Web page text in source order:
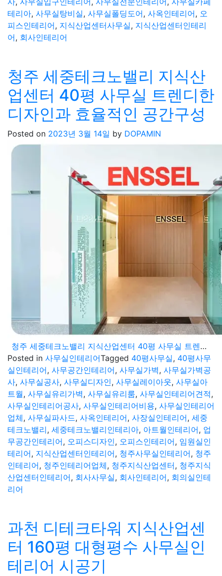
테리아, 사무실탕비실, 사무실폴딩도어, 사옥인테리어, 오
피스인테리어, 지식산업센터사무실, 지식산업센터인테리
어, 회사인테리어
청주 세중테크노밸리 지식산
업센터 40평 사무실 트렌디한
디자인과 효율적인 공간구성
Posted on 2023년 3월 14일 by DOPAMIN
청주 세중테크노밸리 지식산업센터 40평 사무실 트렌디한 디자인과 효율적인 공간구성
Posted in 사무실인테리어Tagged 40평사무실, 40평사무
실인테리어, 사무공간인테리어, 사무실가벽, 사무실가벽공
사, 사무실공사, 사무실디자인, 사무실레이아웃, 사무실아
트월, 사무실유리가벽, 사무실유리룸, 사무실인테리어견적,
사무실인테리어공사, 사무실인테리어비용, 사무실인테리어
업체, 사무실파사드, 사옥인테리어, 사장실인테리어, 세중
테크노밸리, 세중테크노밸리인테리아, 아트월인테리어, 업
무공간인테리어, 오피스디자인, 오피스인테리어, 임원실인
테리어, 지식산업센터인테리어, 청주사무실인테리어, 청주
인테리어, 청주인테리어업체, 청주지식산업센터, 청주지식
산업센터인테리어, 회사사무실, 회사인테리어, 회의실인테
리어
과천 디테크타워 지식산업센
터 160평 대형평수 사무실인
테리어 시공기